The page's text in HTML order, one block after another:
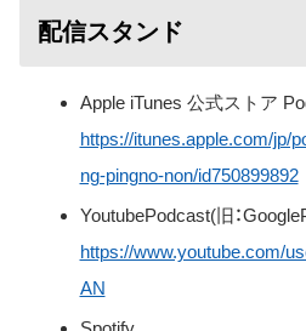
配信スタンド
Apple iTunes 公式ストア
https://itunes.apple.com/jp/
ng-pingno-non/id750899892
YoutubePodcast(旧：
https://www.youtube.com/
AN